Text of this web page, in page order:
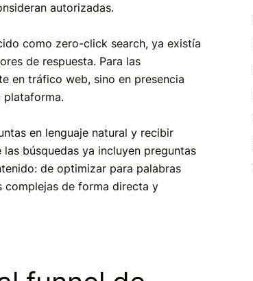
autorizadas.
como zero-click search, ya existía
de respuesta. Para las
en tráfico web, sino en presencia
plataforma.
en lenguaje natural y recibir
búsquedas ya incluyen preguntas
de optimizar para palabras
complejas de forma directa y